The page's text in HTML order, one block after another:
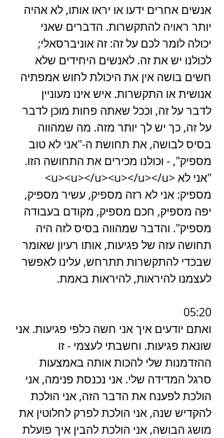
אנשים אחרים ידעו או יראו אותו, לא אהיה
יותר ראויה להתקשרות. הדברים שאני
יכולה לומר לכם על זה: זה אוניברסאלי;
לכולנו יש את זה. לאנשים היחידים שלא
חשים בושה אין את היכולת לחוש אמפתיה
אנושית או התקשרות. איש אינו מעוניין
לדבר על זה, וככל שאתה פחות מוכן לדבר
על זה, כך יש לך יותר מזה. מה שמהווה
בסיס לבושה, את תחושת ה-"אני לא טוב
מספיק", - וכולנו מכירים את התחושה הזו.
"אני לא <u><u></u><u></u></u>
מספיק: אני לא רזה מספיק, עשיר מספיק,
יפה מספיק, חכם מספיק, מקודם בעבודה
מספיק". והדבר שמהווה בסיס לזה היה
תחושה עזה של פגיעות, אותו רעיון שאומר
שבכדי להתקשרות תתרחש, עלינו לאפשר
לעצמנו להיראות, להיראות באמת.
05:20
ואתם יודעים איך אני חשה כלפי פגיעות. אני
שונאת פגיעות. וחשבתי לעצמי - זו
ההזדמנות שלי להכות אותה באמצעות
סרגל המדידה שלי. אני נכנסת פנימה, אני
הולכת לפענח את הדבר הזה, אני הולכת
להקדיש שנה, אני הולכת לפרק לחלוטין את
מושג הבושה, אני הולכת להבין איך פועלת